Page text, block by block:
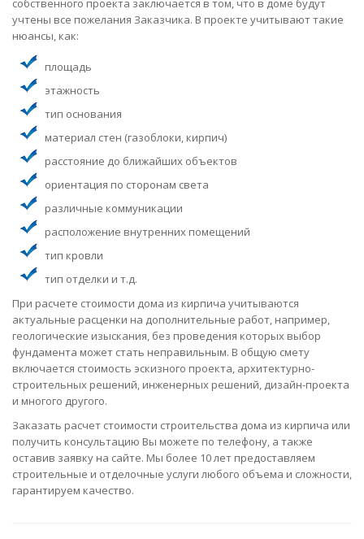
собственного проекта заключается в том, что в доме будут
учтены все пожелания Заказчика. В проекте учитывают такие
нюансы, как:
площадь
этажность
тип основания
материал стен (газоблоки, кирпич)
расстояние до ближайших объектов
ориентация по сторонам света
различные коммуникации
расположение внутренних помещений
тип кровли
тип отделки и т.д.
При расчете стоимости дома из кирпича учитываются
актуальные расценки на дополнительные работ, например,
геологические изыскания, без проведения которых выбор
фундамента может стать неправильным. В общую смету
включается стоимость эскизного проекта, архитектурно-
строительных решений, инженерных решений, дизайн-проекта
и многого другого.
Заказать расчет стоимости строительства дома из кирпича или
получить консультацию Вы можете по телефону, а также
оставив заявку на сайте. Мы более 10 лет предоставляем
строительные и отделочные услуги любого объема и сложности,
гарантируем качество.